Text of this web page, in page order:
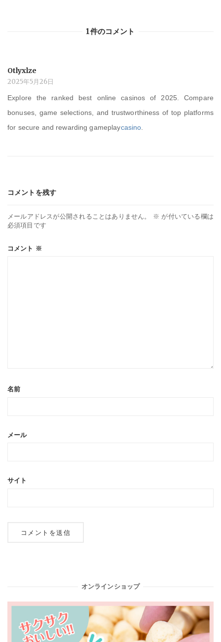
ン
1件のコメント
Otlyxlze
2025年5月26日
Explore the ranked best online casinos of 2025. Compare
bonuses, game selections, and trustworthiness of top platforms
for secure and rewarding gameplaycasino
コメントを残す
メールアドレスが公開されることはありません。 ※ が付いている欄は
必須項目です
コメント ※
名前
メール
サイト
オンラインショップ